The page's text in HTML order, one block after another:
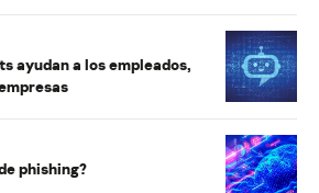
ayudan a los empleados,
phishing?